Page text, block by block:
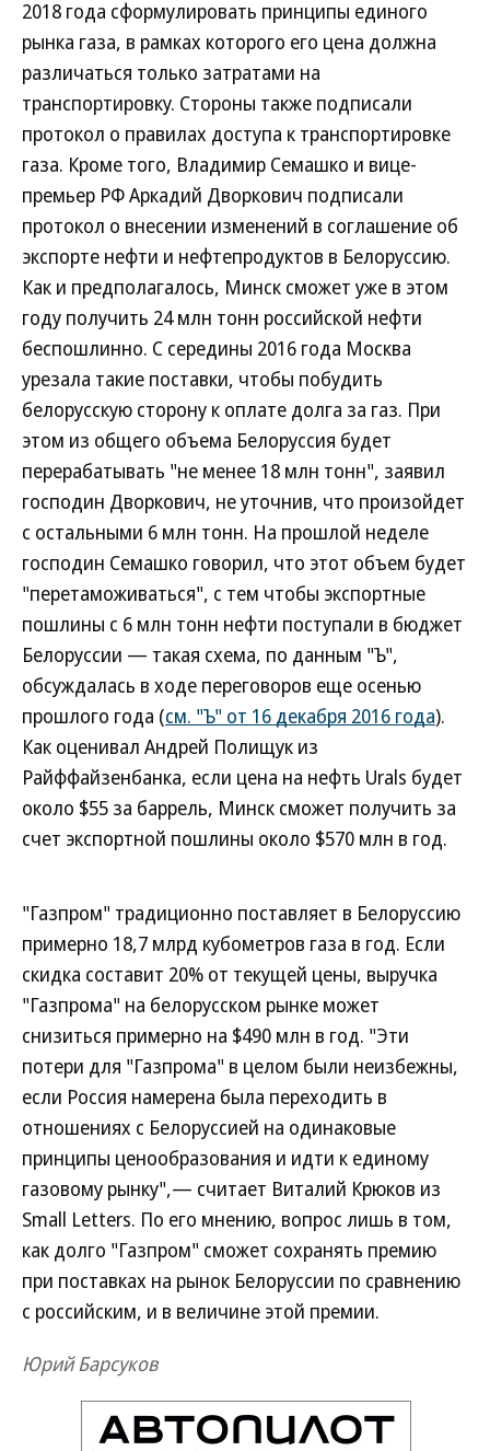
2018 года сформулировать принципы единого
рынка газа, в рамках которого его цена должна
различаться только затратами на
транспортировку. Стороны также подписали
протокол о правилах доступа к транспортировке
газа. Кроме того, Владимир Семашко и вице-
премьер РФ Аркадий Дворкович подписали
протокол о внесении изменений в соглашение об
экспорте нефти и нефтепродуктов в Белоруссию.
Как и предполагалось, Минск сможет уже в этом
году получить 24 млн тонн российской нефти
беспошлинно. С середины 2016 года Москва
урезала такие поставки, чтобы побудить
белорусскую сторону к оплате долга за газ. При
этом из общего объема Белоруссия будет
перерабатывать "не менее 18 млн тонн", заявил
господин Дворкович, не уточнив, что произойдет
с остальными 6 млн тонн. На прошлой неделе
господин Семашко говорил, что этот объем будет
"перетаможиваться", с тем чтобы экспортные
пошлины с 6 млн тонн нефти поступали в бюджет
Белоруссии — такая схема, по данным "Ъ",
обсуждалась в ходе переговоров еще осенью
прошлого года (см. "Ъ" от 16 декабря 2016 года).
Как оценивал Андрей Полищук из
Райффайзенбанка, если цена на нефть Urals будет
около $55 за баррель, Минск сможет получить за
счет экспортной пошлины около $570 млн в год.
"Газпром" традиционно поставляет в Белоруссию
примерно 18,7 млрд кубометров газа в год. Если
скидка составит 20% от текущей цены, выручка
"Газпрома" на белорусском рынке может
снизиться примерно на $490 млн в год. "Эти
потери для "Газпрома" в целом были неизбежны,
если Россия намерена была переходить в
отношениях с Белоруссией на одинаковые
принципы ценообразования и идти к единому
газовому рынку",— считает Виталий Крюков из
Small Letters. По его мнению, вопрос лишь в том,
как долго "Газпром" сможет сохранять премию
при поставках на рынок Белоруссии по сравнению
с российским, и в величине этой премии.
Юрий Барсуков